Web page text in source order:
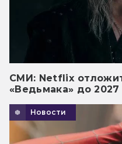
СМИ: Netflix
«Ведьмака» до 2027
Новости